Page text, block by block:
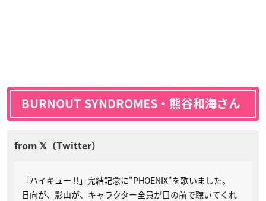
BURNOUT SYNDROMES・熊谷和海さん
「ハイキュー !!」完結記念に"PHOENIX"を歌いました。
日向が、影山が、キャラクター全員が目の前で聴いてくれ